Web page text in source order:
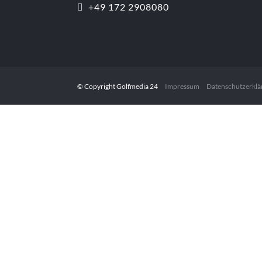
+49 172 2908080
© Copyright Golfmedia 24 Impressum